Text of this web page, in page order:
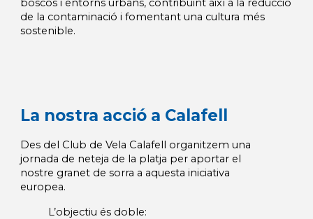
boscos i entorns urbans, contribuint així a la reducció
de la contaminació i fomentant una cultura més
sostenible.
La nostra acció a Calafell
Des del Club de Vela Calafell organitzem una
jornada de neteja de la platja per aportar el
nostre granet de sorra a aquesta iniciativa
europea.
L’objectiu és doble: